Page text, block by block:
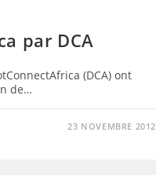
par DCA
(DCA) ont
de…
23 NOVEMBRE 2012